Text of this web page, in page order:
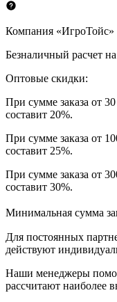
Компания «ИгроТойс»
Безналичный расчет
Оптовые скидки:
При сумме заказа от
составит 20%.
При сумме заказа от
составит 25%.
При сумме заказа от
составит 30%.
Минимальная сумма
Для постоянных
действуют
Наши менеджеры
рассчитают наиболее